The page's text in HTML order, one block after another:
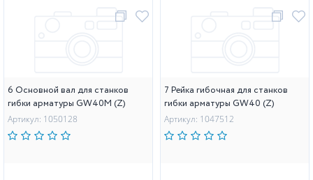
6 Основной вал для станков
гибки арматуры GW40M (Z)
Артикул: 1050128
7 Рейка гибочная для станков
гибки арматуры GW40 (Z)
Артикул: 1047512